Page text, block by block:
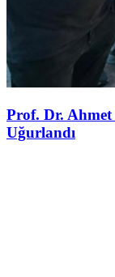
Prof. Dr.
Uğurlandı